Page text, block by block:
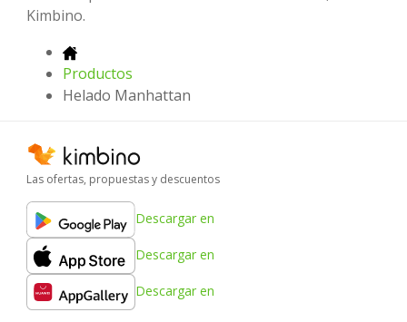
Kimbino.
Productos
Helado Manhattan
Las ofertas, propuestas y descuentos
Descargar en
Descargar en
Descargar en